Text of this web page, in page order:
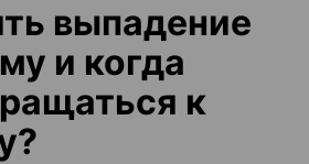
выпадение
и когда
к